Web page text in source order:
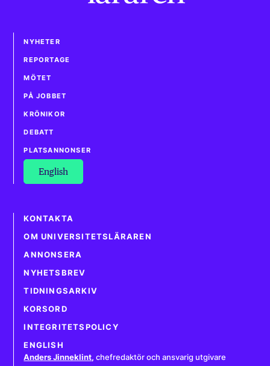
NYHETER
REPORTAGE
MÖTET
PÅ JOBBET
KRÖNIKOR
DEBATT
PLATSANNONSER
English
KONTAKTA
OM UNIVERSITETSLÄRAREN
ANNONSERA
NYHETSBREV
TIDNINGSARKIV
KORSORD
INTEGRITETSPOLICY
ENGLISH
Anders Jinneklint, chefredaktör och ansvarig utgivare